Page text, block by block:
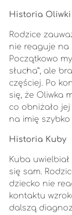
Historia Oliwki
Rodzice
nie reaguje na
Początkowo
słucha”, ale
częściej. Po
się, że Oliwka
co obniżało jej
na imię szybko
Historia Kuby
Kuba
się sam.
dziecko nie
kontaktu
dalszą